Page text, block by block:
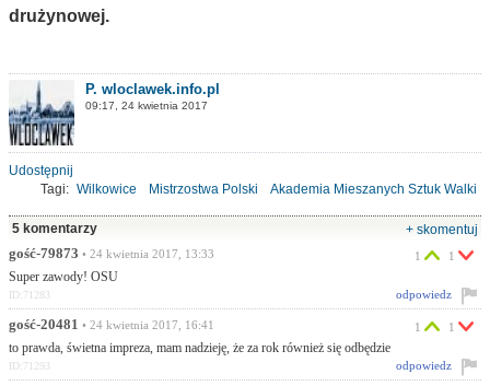
drużynowej.
P. wloclawek.info.pl
09:17, 24 kwietnia 2017
Udostępnij
Tagi: Wilkowice Mistrzostwa Polski
Akademia Mieszanych Sztuk Walki
thratlon
AMSW
5 komentarzy
+ skomentuj
gość-79873 • 24 kwietnia 2017, 13:33
Super zawody! OSU
1 1
odpowiedz
ID:71283
gość-20481 • 24 kwietnia 2017, 16:41
to prawda, świetna impreza, mam nadzieję, że za rok również się odbędzie
1 1
odpowiedz
ID:71293